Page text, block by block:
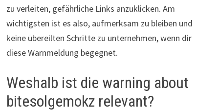
zu verleiten, gefährliche Links anzuklicken. Am
wichtigsten ist es also, aufmerksam zu bleiben und
keine übereilten Schritte zu unternehmen, wenn dir
diese Warnmeldung begegnet.
Weshalb ist die warning about
bitesolgemokz relevant?